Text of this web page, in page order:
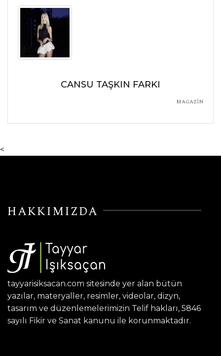
CANSU TAŞKIN FARKI
MAGAZİN
<
HAKKIMIZDA
tayyarisiksacan.com sitesinde yer alan bütün
yazılar, materyaller, resimler, videolar, dizyn,
tasarım ve düzenlemelerimizin Telif hakları, 5846
sayılı Fikir ve Sanat kanunu ile korunmaktadır.